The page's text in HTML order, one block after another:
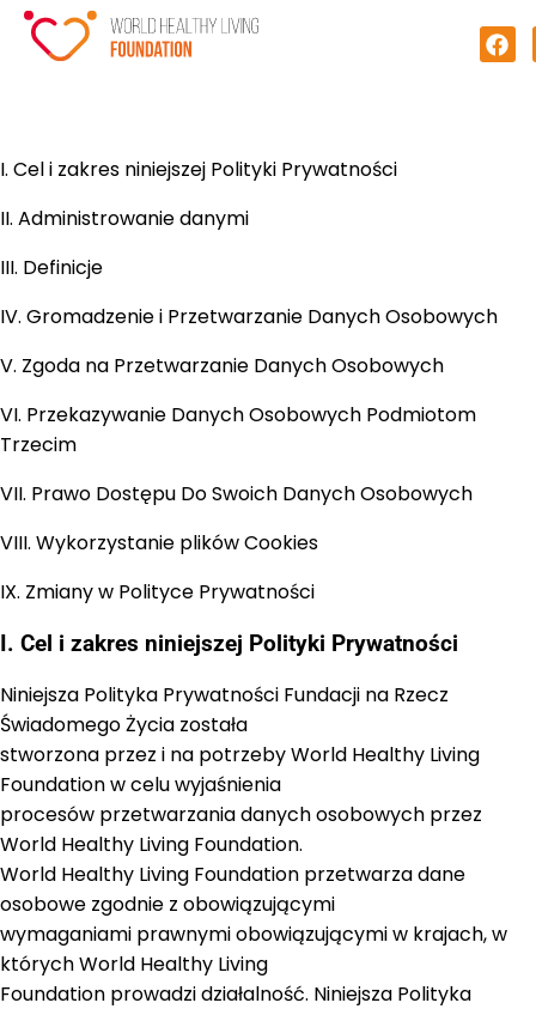
I. Cel i zakres niniejszej Polityki Prywatności
II. Administrowanie danymi
III. Definicje
IV. Gromadzenie i Przetwarzanie Danych Osobowych
V. Zgoda na Przetwarzanie Danych Osobowych
VI. Przekazywanie Danych Osobowych Podmiotom
Trzecim
VII. Prawo Dostępu Do Swoich Danych Osobowych
VIII. Wykorzystanie plików Cookies
IX. Zmiany w Polityce Prywatności
I. Cel i zakres niniejszej Polityki Prywatności
Niniejsza Polityka Prywatności Fundacji na Rzecz
Świadomego Życia została
stworzona przez i na potrzeby World Healthy Living
Foundation w celu wyjaśnienia
procesów przetwarzania danych osobowych przez
World Healthy Living Foundation.
World Healthy Living Foundation przetwarza dane
osobowe zgodnie z obowiązującymi
wymaganiami prawnymi obowiązującymi w krajach, w
których World Healthy Living
Foundation prowadzi działalność. Niniejsza Polityka